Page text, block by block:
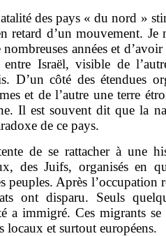
des pays « du nord »
retard d’un mouvement.
nombreuses années et
entre Israël, visible de
D’un côté des étendues
et de l’autre une terre
Il est souvent dit que la
de ce pays.
de se rattacher à une
des Juifs, organisés en
peuples. Après l’occupation
ont disparu. Seuls
a immigré. Ces migrants
locaux et surtout européens.